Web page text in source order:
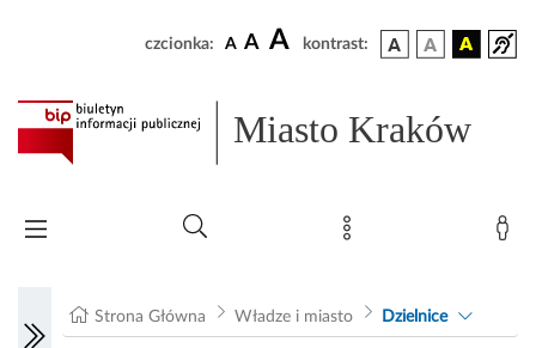
czcionka: A A A kontrast:
Miasto Kraków
Strona Główna Władze i miasto Dzielnice